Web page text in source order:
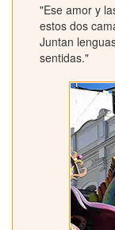
"Ese amor y
estos dos
Juntan
sentidas."